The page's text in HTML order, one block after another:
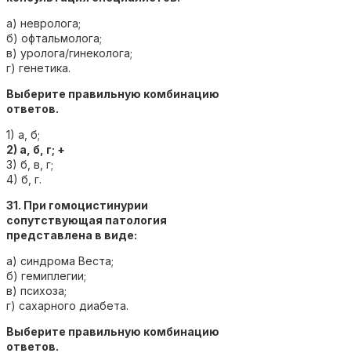
а) невролога;
б) офтальмолога;
в) уролога/гинеколога;
г) генетика.
Выберите правильную комбинацию
ответов.
1) а, б;
2) а, б, г; +
3) б, в, г;
4) б, г.
31. При гомоцистинурии
сопутствующая патология
представлена в виде:
а) синдрома Веста;
б) гемиплегии;
в) психоза;
г) сахарного диабета.
Выберите правильную комбинацию
ответов.